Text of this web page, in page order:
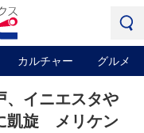
カルチャー グルメ
、イニエスタや
凱旋 メリケン